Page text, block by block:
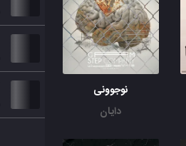
نوجوونی
دایان